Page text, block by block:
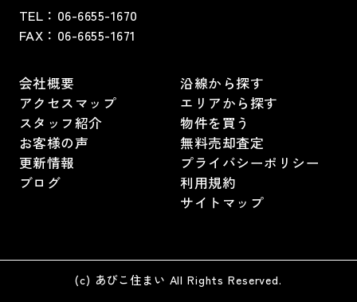
TEL： 06-6655-1670
FAX： 06-6655-1671
会社概要
アクセスマップ
スタッフ紹介
お客様の声
更新情報
ブログ
沿線から探す
エリアから探す
物件を買う
無料売却査定
プライバシーポリシー
利用規約
サイトマップ
(c) あびこ住まい All Rights Reserved.